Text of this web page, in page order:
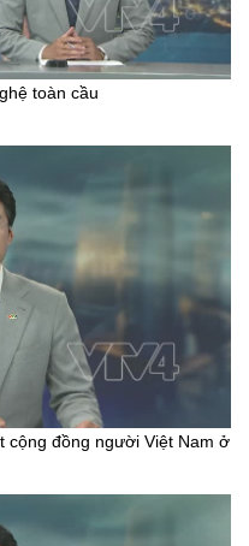
toàn cầu
cộng đồng người Việt Nam ở